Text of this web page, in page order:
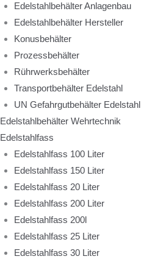
Edelstahlbehälter Anlagenbau
Edelstahlbehälter Hersteller
Konusbehälter
Prozessbehälter
Rührwerksbehälter
Transportbehälter Edelstahl
UN Gefahrgutbehälter Edelstahl
Edelstahlbehälter Wehrtechnik
Edelstahlfass
Edelstahlfass 100 Liter
Edelstahlfass 150 Liter
Edelstahlfass 20 Liter
Edelstahlfass 200 Liter
Edelstahlfass 200l
Edelstahlfass 25 Liter
Edelstahlfass 30 Liter